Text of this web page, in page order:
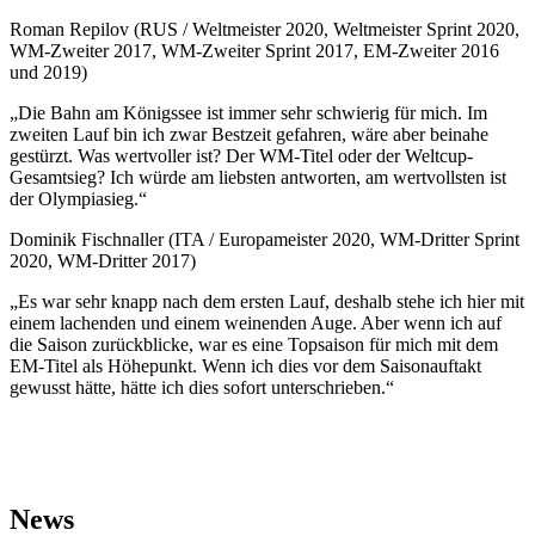
Roman Repilov (RUS / Weltmeister 2020, Weltmeister Sprint 2020,
WM-Zweiter 2017, WM-Zweiter Sprint 2017, EM-Zweiter 2016
und 2019)
„Die Bahn am Königssee ist immer sehr schwierig für mich. Im
zweiten Lauf bin ich zwar Bestzeit gefahren, wäre aber beinahe
gestürzt. Was wertvoller ist? Der WM-Titel oder der Weltcup-
Gesamtsieg? Ich würde am liebsten antworten, am wertvollsten ist
der Olympiasieg.“
Dominik Fischnaller (ITA / Europameister 2020, WM-Dritter Sprint
2020, WM-Dritter 2017)
„Es war sehr knapp nach dem ersten Lauf, deshalb stehe ich hier mit
einem lachenden und einem weinenden Auge. Aber wenn ich auf
die Saison zurückblicke, war es eine Topsaison für mich mit dem
EM-Titel als Höhepunkt. Wenn ich dies vor dem Saisonauftakt
gewusst hätte, hätte ich dies sofort unterschrieben.“
News